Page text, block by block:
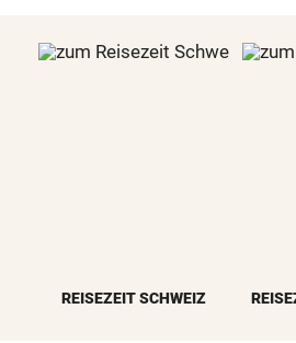
REISEZEIT SCHWEIZ